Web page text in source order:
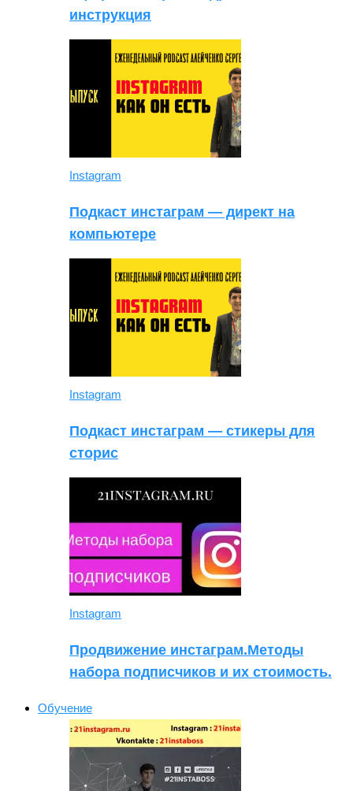
инструкция
Instagram
Подкаст инстаграм — директ на
компьютере
Instagram
Подкаст инстаграм — стикеры для
сторис
Instagram
Продвижение инстаграм.Методы
набора подписчиков и их стоимость.
Обучение